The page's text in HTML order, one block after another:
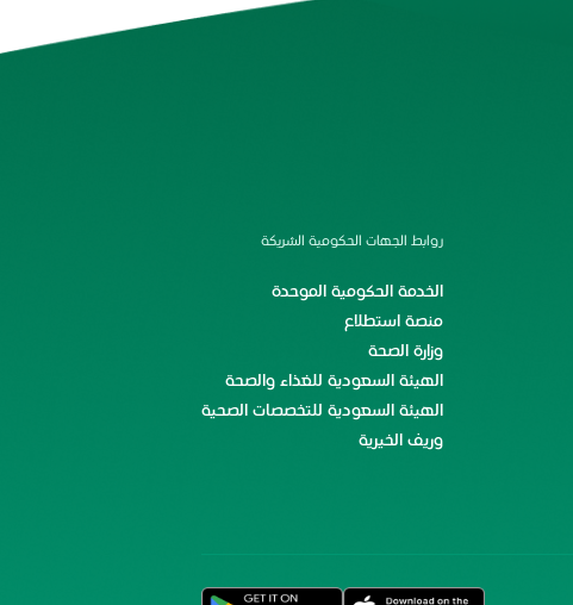
روابط الجهات الحكومية الشريكة
الخدمة الحكومية الموحدة
منصة استطلاع
وزارة الصحة
الهيئة السعودية للغذاء والصحة
الهيئة السعودية للتخصصات الصحية
وريف الخيرية